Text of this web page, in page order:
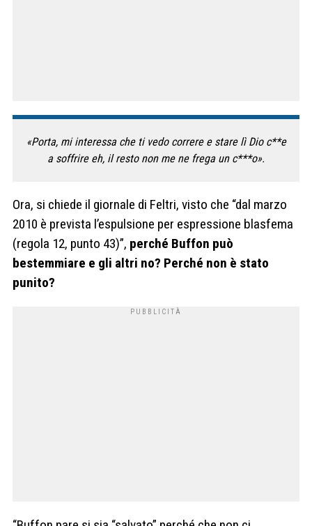
«Porta, mi interessa che ti vedo correre e stare lì Dio c**e
a soffrire eh, il resto non me ne frega un c***o».
Ora, si chiede il giornale di Feltri, visto che “dal marzo
2010 è prevista l’espulsione per espressione blasfema
(regola 12, punto 43)”, perché Buffon può
bestemmiare e gli altri no? Perché non è stato
punito?